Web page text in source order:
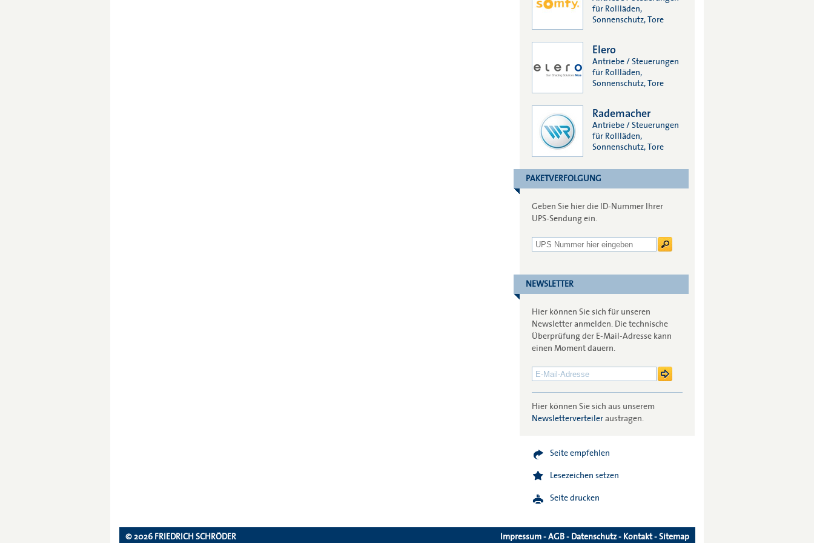
für Rollläden,
Sonnenschutz, Tore
Elero
Antriebe / Steuerungen
für Rollläden,
Sonnenschutz, Tore
Rademacher
Antriebe / Steuerungen
für Rollläden,
Sonnenschutz, Tore
PAKETVERFOLGUNG
Geben Sie hier die ID-Nummer Ihrer
UPS-Sendung ein.
NEWSLETTER
Hier können Sie sich für unseren
Newsletter anmelden. Die technische
Überprüfung der E-Mail-Adresse kann
einen Moment dauern.
Hier können Sie sich aus unserem
Newsletterverteileraustragen.
Seite empfehlen
Lesezeichen setzen
Seite drucken
© 2026 FRIEDRICH SCHRÖDER Impressum-AGB- Datenschutz- Kontakt-Sitemap